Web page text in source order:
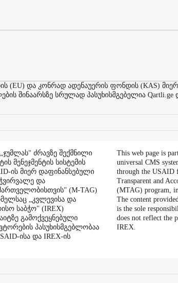
(EU) და კონრად ადენაუერის ფონდის (KAS)
შინაარსზე სრულად პასუხისმგებელია
ძრავზე შექმნილი
მენეჯმენტის სისტემის
ის მიერ დაფინანსებული
და
(M-TAG)
„კვლევისა და
საბჭო" (IREX)
გამოქვეყნებული
პასუხისმგებლობაა
ისა და IREX-ის
This web page is
universal CMS
through the USAID
Transparent and
(MTAG) program,
The content
is the sole
does not reflect the
IREX.